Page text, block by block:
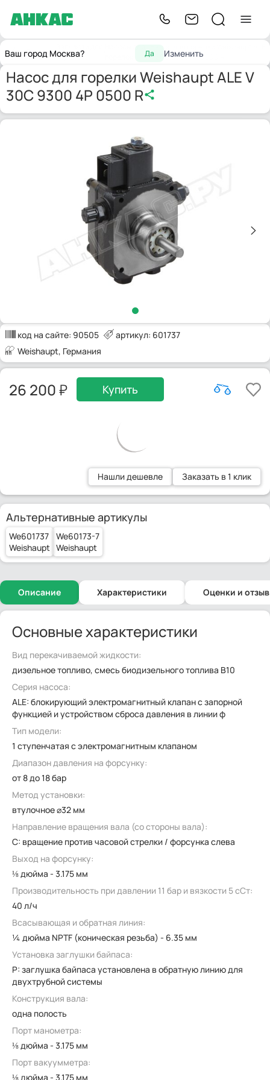
Ваш город Москва? Да Изменить
Главнаягорелок
V 30C 9300 4P 0500 R
Насос для горелки Weishaupt ALE V
30C 9300 4P 0500 R
код на сайте: 90505
артикул: 601737
Weishaupt, Германия
26 200 Купить
Нашли дешевле Заказать в 1 клик
Альтернативные артикулы
We601737
Weishaupt
We60173-7
Weishaupt
Описание Характеристики Оценки и
Основные характеристики
Вид перекачиваемой жидкости:
дизельное топливо, смесь биодизельного топлива B10
Серия насоса:
ALE: блокирующий электромагнитный клапан с запорной
функцией и устройством сброса давления в линии ф
Тип модели:
1 ступенчатая с электромагнитным клапаном
Диапазон давления на форсунку:
от 8 до 18 бар
Метод установки:
втулочное ⌀32 мм
Направление вращения вала (со стороны вала):
C: вращение против часовой стрелки / форсунка слева
Выход на форсунку:
⅛ дюйма - 3.175 мм
Производительность при давлении 11 бар и вязкости 5 сСт:
40 л/ч
Всасывающая и обратная линия:
¼ дюйма NPTF (коническая резьба) - 6.35 мм
Установка заглушки байпаса:
P: заглушка байпаса установлена в обратную линию для
двухтрубной системы
Конструкция вала:
одна полость
Порт манометра:
⅛ дюйма - 3.175 мм
Порт вакуумметра:
⅛ дюйма - 3.175 мм